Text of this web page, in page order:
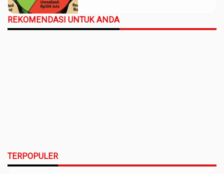
REKOMENDASI UNTUK ANDA
TERPOPULER